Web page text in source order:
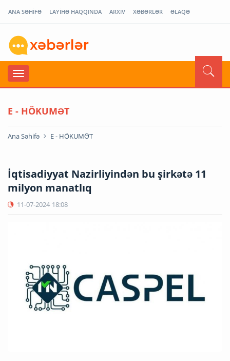
ANA SƏHİFƏ LAYİHƏ HAQQINDA ARXİV XƏBƏRLƏR ƏLAQƏ
E - HÖKUMƏT
Ana Səhifə E - HÖKUMƏT
İqtisadiyyat Nazirliyindən bu şirkətə 11
milyon manatlıq
11-07-2024 18:08